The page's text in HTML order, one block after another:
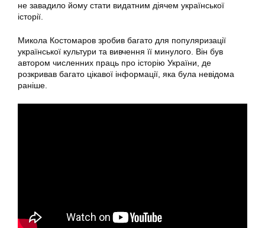
не завадило йому стати видатним діячем української
історії.
Микола Костомаров зробив багато для популяризації
української культури та вивчення її минулого. Він був
автором численних праць про історію України, де
розкривав багато цікавої інформації, яка була невідома
раніше.